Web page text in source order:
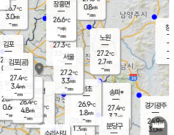
과천
26.2℃
1.3m/s
경기광주
24.9℃
3.0m/s
26.7℃
3.0m/s
-mm
창
-
-m/
-
김포
26.8℃
0.5 m/s
mm
광명
28.3 ℃
3.0 m/s
-mm
부천
28.4℃
0.6m/s
-mm
구로
28.4℃
4.8m/s
-mm
은평
27.3℃
3.5 m/s
- mm
노원
27.2℃
2.7m/s
-mm
송파*
27.4℃
3.7m/s
-mm
서초
26.9℃
1.8m/s
-mm
0.8m/s
-mm
분당구
장흥면
26.6℃
-m/s
-mm
김포(공)
27.4℃
3.4m/s
-mm
서울
27.2℃
3.3m/s
-mm